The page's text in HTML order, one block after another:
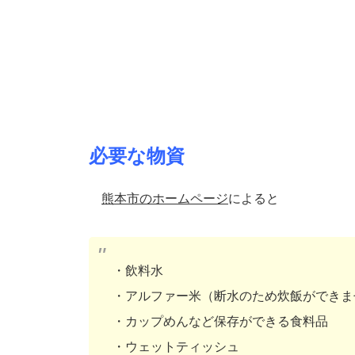
必要な物資
熊本市のホームページによると
・飲料水
・アルファー米（断水のため炊飯ができ
・カップめんなど保存ができる食料品
・ウェットティッシュ